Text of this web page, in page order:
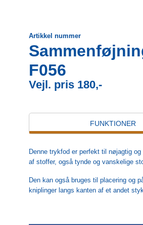
Artikkel nummer
F056
Vejl. pris 180,-
FUNKTIONER
Denne trykfod er perfekt til nøjagtig
af stoffer, også tynde og vanskelige
Den kan også bruges til placering og
kniplinger langs kanten af et andet